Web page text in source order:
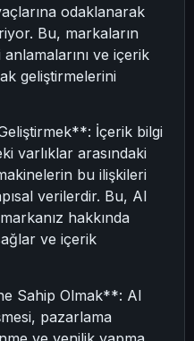
odaklanarak
Bu, markaların
ve içerik
geliştirmelerini
İçerik bilgi
varlıklar arasındaki
bu ilişkileri
verilerdir. Bu, AI
hakkında
ve içerik
Sahip Olmak**: AI
pazarlama